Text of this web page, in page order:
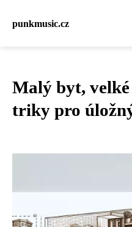
punkmusic.cz
Malý byt,
triky pro